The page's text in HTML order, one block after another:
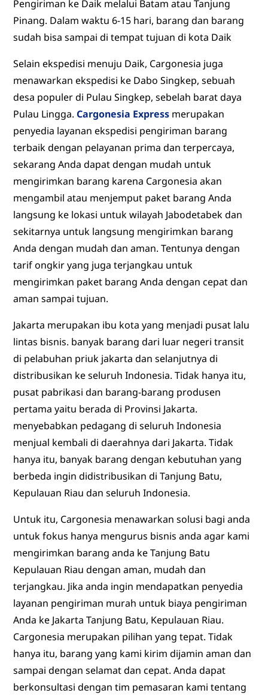
Pengiriman ke Daik melalui Batam atau Tanjung
Pinang. Dalam waktu 6-15 hari, barang dan barang
sudah bisa sampai di tempat tujuan di kota Daik
Selain ekspedisi menuju Daik, Cargonesia juga
menawarkan ekspedisi ke Dabo Singkep, sebuah
desa populer di Pulau Singkep, sebelah barat daya
Pulau Lingga.Cargonesia Express merupakan
penyedia layanan ekspedisi pengiriman barang
terbaik dengan pelayanan prima dan terpercaya,
sekarang Anda dapat dengan mudah untuk
mengirimkan barang karena Cargonesia akan
mengambil atau menjemput paket barang Anda
langsung ke lokasi untuk wilayah Jabodetabek dan
sekitarnya untuk langsung mengirimkan barang
Anda dengan mudah dan aman. Tentunya dengan
tarif ongkir yang juga terjangkau untuk
mengirimkan paket barang Anda dengan cepat dan
aman sampai tujuan.
Jakarta merupakan ibu kota yang menjadi pusat lalu
lintas bisnis. banyak barang dari luar negeri transit
di pelabuhan priuk jakarta dan selanjutnya di
distribusikan ke seluruh Indonesia. Tidak hanya itu,
pusat pabrikasi dan barang-barang produsen
pertama yaitu berada di Provinsi Jakarta.
menyebabkan pedagang di seluruh Indonesia
menjual kembali di daerahnya dari Jakarta. Tidak
hanya itu, banyak barang dengan kebutuhan yang
berbeda ingin didistribusikan di Tanjung Batu,
Kepulauan Riau dan seluruh Indonesia.
Untuk itu, Cargonesia menawarkan solusi bagi anda
untuk fokus hanya mengurus bisnis anda agar kami
mengirimkan barang anda ke Tanjung Batu
Kepulauan Riau dengan aman, mudah dan
terjangkau. Jika anda ingin mendapatkan penyedia
layanan pengiriman murah untuk biaya pengiriman
Anda ke Jakarta Tanjung Batu, Kepulauan Riau.
Cargonesia merupakan pilihan yang tepat. Tidak
hanya itu, barang yang kami kirim dijamin aman dan
sampai dengan selamat dan cepat. Anda dapat
berkonsultasi dengan tim pemasaran kami tentang